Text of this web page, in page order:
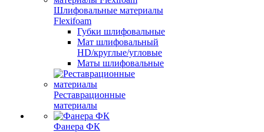
Шлифовальные материалы
Flexifoam
Губки шлифовальные
Мат шлифовальный
HD/круглые/угловые
Маты шлифовальные
Реставрационные
материалы
Фанера ФК